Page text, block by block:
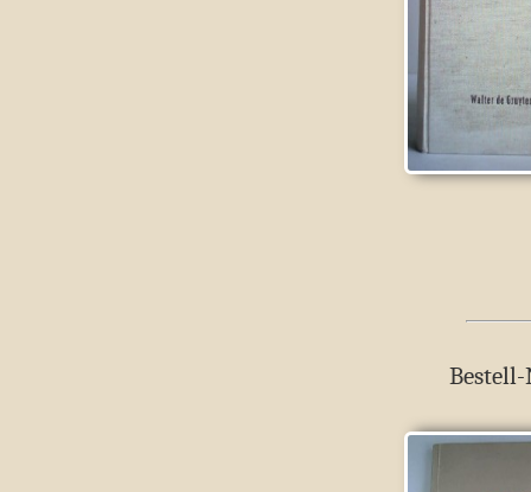
Bestell-